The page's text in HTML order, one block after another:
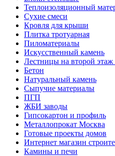
Теплоизоляционный
Сухие смеси
Кровля для крыши
Плитка тротуарная
Пиломатериалы
Искусственный камень
Лестницы на второй этаж
Бетон
Натуральный камень
Сыпучие материалы
ПГП
ЖБИ заводы
Гипсокартон и профиль
Металлопрокат Москва
Готовые проекты домов
Интернет магазин
Камины и печи